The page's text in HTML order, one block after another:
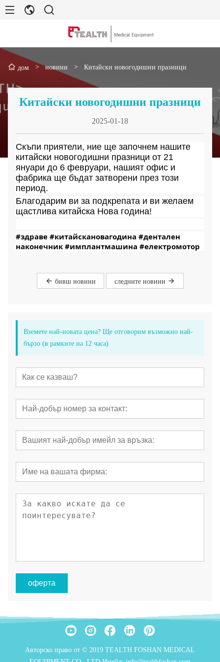
дом > новини > Китайски новогодишни празници
Китайски новогодишни празници
2025-01-18
Скъпи приятели, ние ще започнем нашите
китайски новогодишни празници от 21
януари до 6 февруари, нашият офис и
фабрика ще бъдат затворени през този
период.
Благодарим ви за подкрепата и ви желаем
щастлива китайска Нова година!
#здраве #китайскановагодина #дентален
наконечник #имплантмашина #електромотор
бивш новини следните новини
Вземете най-новата цена? Ще отговорим възможно най-
бързо (в рамките на 12 часа)
оферта
Авторско право от © 2019 TEALTH FOSHAN MEDICAL